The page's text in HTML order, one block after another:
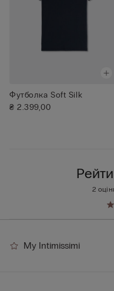
Футболка Soft Silk
₴ 2.399,00
2
My Intimissimi